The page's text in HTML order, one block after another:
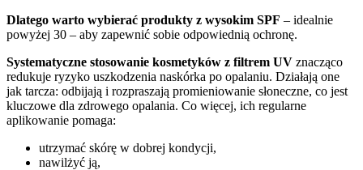
Dlatego warto wybierać produkty z wysokim SPF – idealnie
powyżej 30 – aby zapewnić sobie odpowiednią ochronę.
Systematyczne stosowanie kosmetyków z filtrem UV znacząco
redukuje ryzyko uszkodzenia naskórka po opalaniu. Działają one
jak tarcza: odbijają i rozpraszają promieniowanie słoneczne, co jest
kluczowe dla zdrowego opalania. Co więcej, ich regularne
aplikowanie pomaga:
utrzymać skórę w dobrej kondycji,
nawilżyć ją,